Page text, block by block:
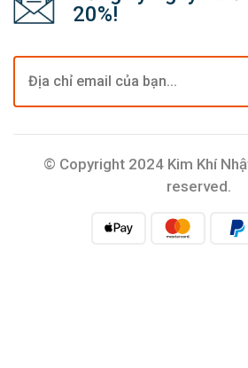
20%!
© Copyright 2024 Kim Khí
reserved.